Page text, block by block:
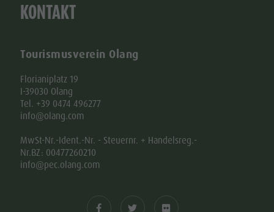
KONTAKT
Tourismusverein Olang
Florianiplatz 19
I-39030 Olang
Tel. +39 0474 496277
info@olang.com
MwSt-Nr.-Ident.-Nr. - Steuernr. + Handelsreg.-
Nr.BZ: 00477260210
info@pec.olang.com